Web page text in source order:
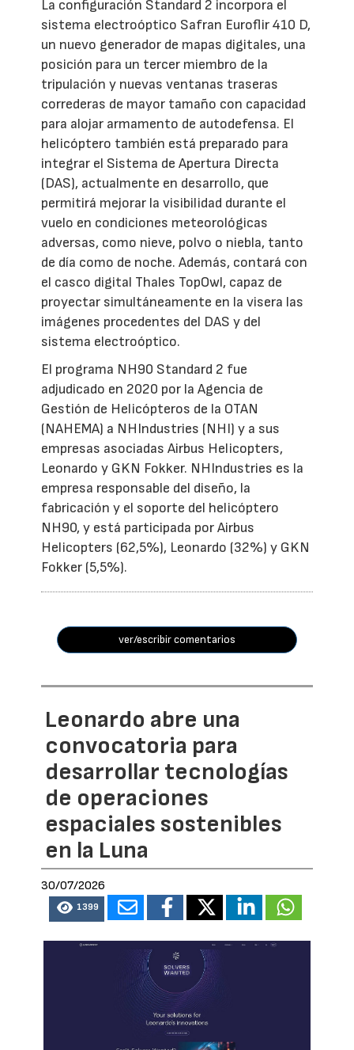
La configuración Standard 2 incorpora el
sistema electroóptico Safran Euroflir 410 D,
un nuevo generador de mapas digitales, una
posición para un tercer miembro de la
tripulación y nuevas ventanas traseras
correderas de mayor tamaño con capacidad
para alojar armamento de autodefensa. El
helicóptero también está preparado para
integrar el Sistema de Apertura Directa
(DAS), actualmente en desarrollo, que
permitirá mejorar la visibilidad durante el
vuelo en condiciones meteorológicas
adversas, como nieve, polvo o niebla, tanto
de día como de noche. Además, contará con
el casco digital Thales TopOwl, capaz de
proyectar simultáneamente en la visera las
imágenes procedentes del DAS y del
sistema electroóptico.
El programa NH90 Standard 2 fue
adjudicado en 2020 por la Agencia de
Gestión de Helicópteros de la OTAN
(NAHEMA) a NHIndustries (NHI) y a sus
empresas asociadas Airbus Helicopters,
Leonardo y GKN Fokker. NHIndustries es la
empresa responsable del diseño, la
fabricación y el soporte del helicóptero
NH90, y está participada por Airbus
Helicopters (62,5%), Leonardo (32%) y GKN
Fokker (5,5%).
ver/escribir comentarios
Leonardo abre una
convocatoria para
desarrollar tecnologías
de operaciones
espaciales sostenibles
en la Luna
30/07/2026
1399